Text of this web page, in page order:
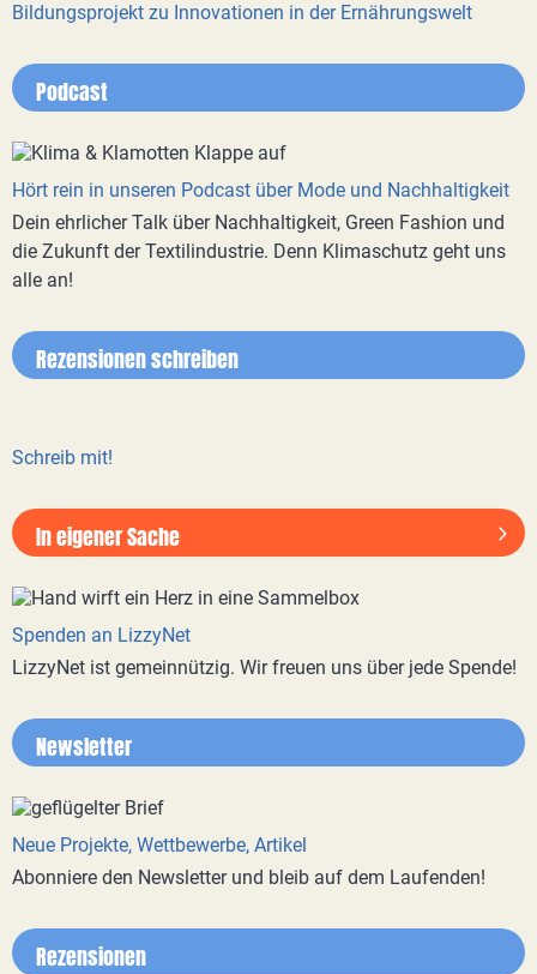
Bildungsprojekt zu Innovationen in der Ernährungswelt
Podcast
Hört rein in unseren Podcast über Mode und Nachhaltigkeit
Dein ehrlicher Talk über Nachhaltigkeit, Green Fashion und
die Zukunft der Textilindustrie. Denn Klimaschutz geht uns
alle an!
Rezensionen schreiben
Schreib mit!
In eigener Sache
Spenden an LizzyNet
LizzyNet ist gemeinnützig. Wir freuen uns über jede Spende!
Newsletter
Neue Projekte, Wettbewerbe, Artikel
Abonniere den Newsletter und bleib auf dem Laufenden!
Rezensionen